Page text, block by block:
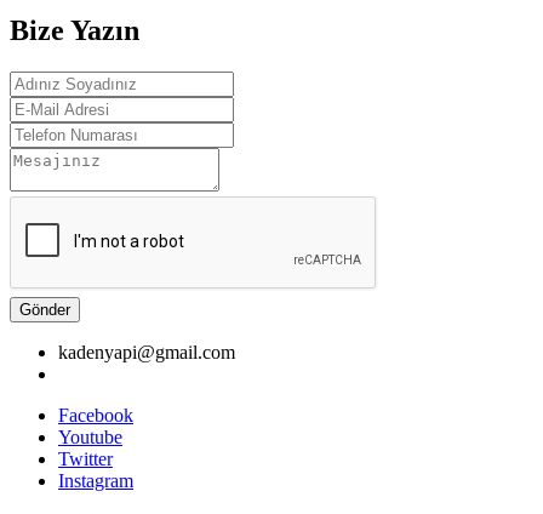
Bize Yazın
Gönder
kadenyapi@gmail.com
Facebook
Youtube
Twitter
Instagram